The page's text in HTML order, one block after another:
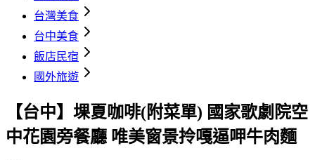
台灣美食
台中美食
飯店民宿
國外旅遊
【台中】堁夏咖啡(附菜單) 國家歌劇院空
中花園旁餐廳 唯美窗景拎嘎逼呷牛肉麵